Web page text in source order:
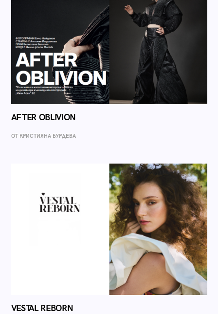
AFTER OBLIVION
ОТ КРИСТИЯНА БУРДЕВА
VESTAL REBORN